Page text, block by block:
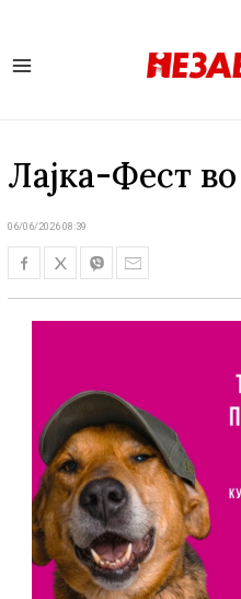
Лајка-Фест
06/06/2026 08:39